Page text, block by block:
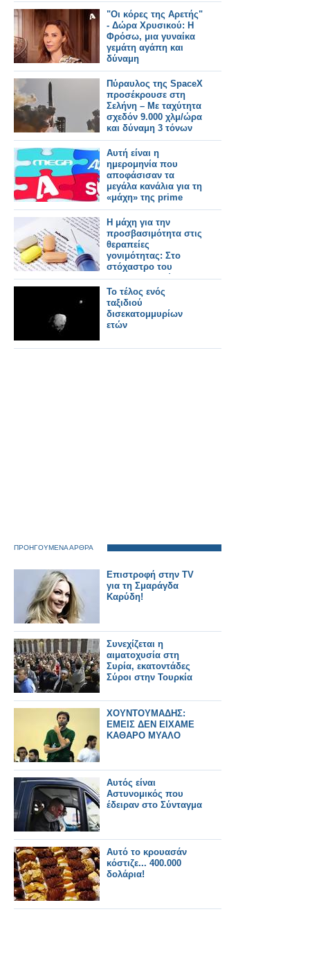
"Οι κόρες της Αρετής"
- Δώρα Χρυσικού: Η
Φρόσω, μια γυναίκα
γεμάτη αγάπη και
δύναμη
Πύραυλος της SpaceX
προσέκρουσε στη
Σελήνη – Με ταχύτητα
σχεδόν 9.000 χλμ/ώρα
και δύναμη 3 τόνων
ΤΝΤ
Αυτή είναι η
ημερομηνία που
αποφάσισαν τα
μεγάλα κανάλια για τη
«μάχη» της prime
time
Η μάχη για την
προσβασιμότητα στις
θεραπείες
γονιμότητας: Στο
στόχαστρο του
φαρμακευτικού
κόσμου οι πρακτικές
της εταιρείας Merck
Το τέλος ενός
ταξιδιού
δισεκατομμυρίων
ετών
ΠΡΟΗΓΟΥΜΕΝΑ ΑΡΘΡΑ
Eπιστροφή στην TV
για τη Σμαράγδα
Καρύδη!
Συνεχίζεται η
αιματοχυσία στη
Συρία, εκατοντάδες
Σύροι στην Τουρκία
ΧΟΥΝΤΟΥΜΑΔΗΣ:
ΕΜΕΙΣ ΔΕΝ ΕΙΧΑΜΕ
ΚΑΘΑΡΟ ΜΥΑΛΟ
Αυτός είναι
Αστυνομικός που
έδειραν στο Σύνταγμα
Αυτό το κρουασάν
κόστιζε... 400.000
δολάρια!